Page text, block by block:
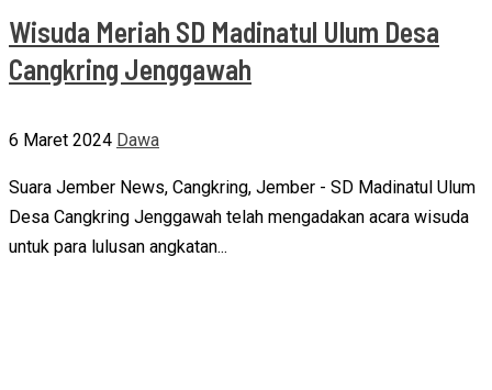
Wisuda Meriah SD Madinatul Ulum Desa
Cangkring Jenggawah
6 Maret 2024 Dawa
Suara Jember News, Cangkring, Jember - SD Madinatul Ulum
Desa Cangkring Jenggawah telah mengadakan acara wisuda
untuk para lulusan angkatan...